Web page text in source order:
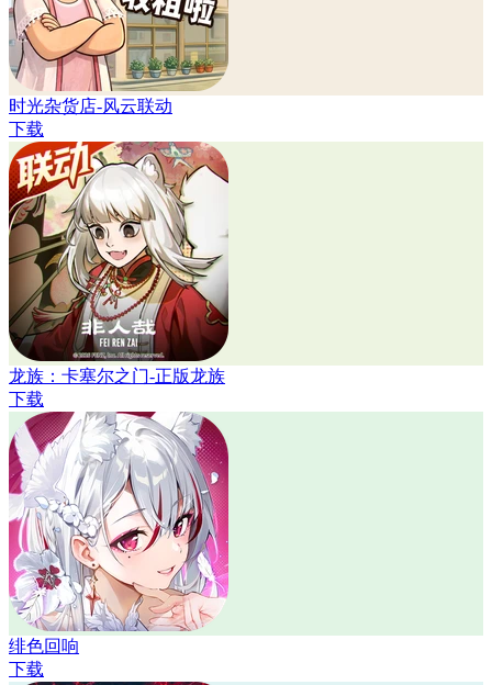
时光杂货店-风云联动
下载
龙族：卡塞尔之门-正版龙族
下载
绯色回响
下载